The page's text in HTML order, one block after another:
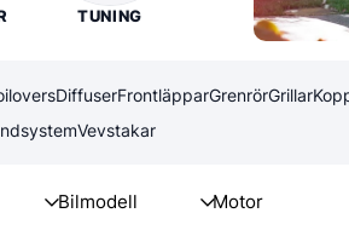
TUNING
DiffuserFrontläpparGrenrörGrillar
Vevstakar